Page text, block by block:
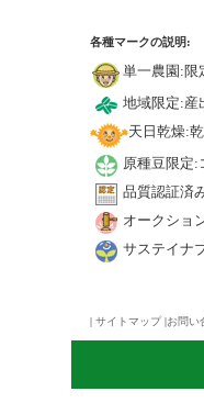
各種マークの説明:
単一農園:限
地域限定:産
天日乾燥:
原種豆限定:
品質認証済
オークショ
サステイナ
| サイトマップ|お問い